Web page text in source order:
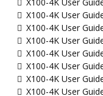
X100-4K User
X100-4K User
X100-4K User
X100-4K User
X100-4K User
X100-4K User
X100-4K User